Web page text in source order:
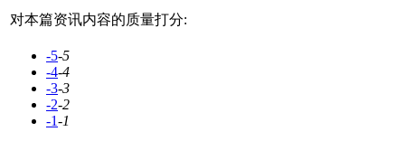
对本篇资讯内容的质量打分:
-5-5
-4-4
-3-3
-2-2
-1-1